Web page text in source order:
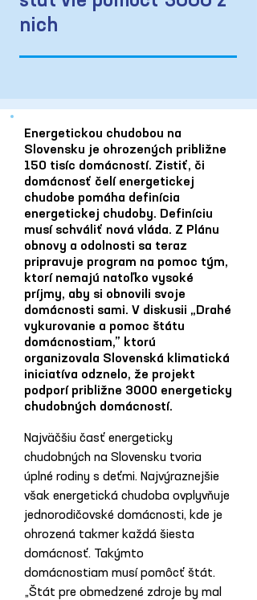
nich
Energetickou chudobou na
Slovensku je ohrozených približne
150 tisíc domácností. Zistiť, či
domácnosť čelí energetickej
chudobe pomáha definícia
energetickej chudoby. Definíciu
musí schváliť nová vláda. Z Plánu
obnovy a odolnosti sa teraz
pripravuje program na pomoc tým,
ktorí nemajú natoľko vysoké
príjmy, aby si obnovili svoje
domácnosti sami. V diskusii „Drahé
vykurovanie a pomoc štátu
domácnostiam,” ktorú
organizovala Slovenská klimatická
iniciatíva odznelo, že projekt
podporí približne 3000 energeticky
chudobných domácností.
Najväčšiu časť energeticky
chudobných na Slovensku tvoria
úplné rodiny s deťmi. Najvýraznejšie
však energetická chudoba ovplyvňuje
jednorodičovské domácnosti, kde je
ohrozená takmer každá šiesta
domácnosť. Takýmto
domácnostiam musí pomôcť štát.
„Štát pre obmedzené zdroje by mal